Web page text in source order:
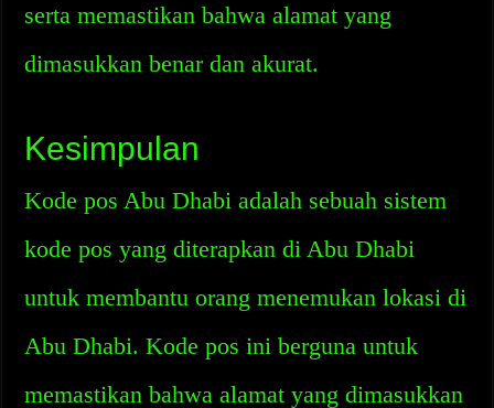
serta memastikan bahwa alamat yang
dimasukkan benar dan akurat.
Kesimpulan
Kode pos Abu Dhabi adalah sebuah sistem
kode pos yang diterapkan di Abu Dhabi
untuk membantu orang menemukan lokasi di
Abu Dhabi. Kode pos ini berguna untuk
memastikan bahwa alamat yang dimasukkan